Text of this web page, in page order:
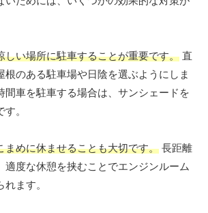
しい場所に駐車することが重要です。 直
根のある駐車場や日陰を選ぶようにしま
間車を駐車する場合は、サンシェードを
。
まめに休ませることも大切です。 長距離
適度な休憩を挟むことでエンジンルーム
ます。